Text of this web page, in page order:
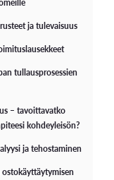
ja tulevaisuus
tullausprosessien
– tavoittavatko
kohdeyleisön?
ja tehostaminen